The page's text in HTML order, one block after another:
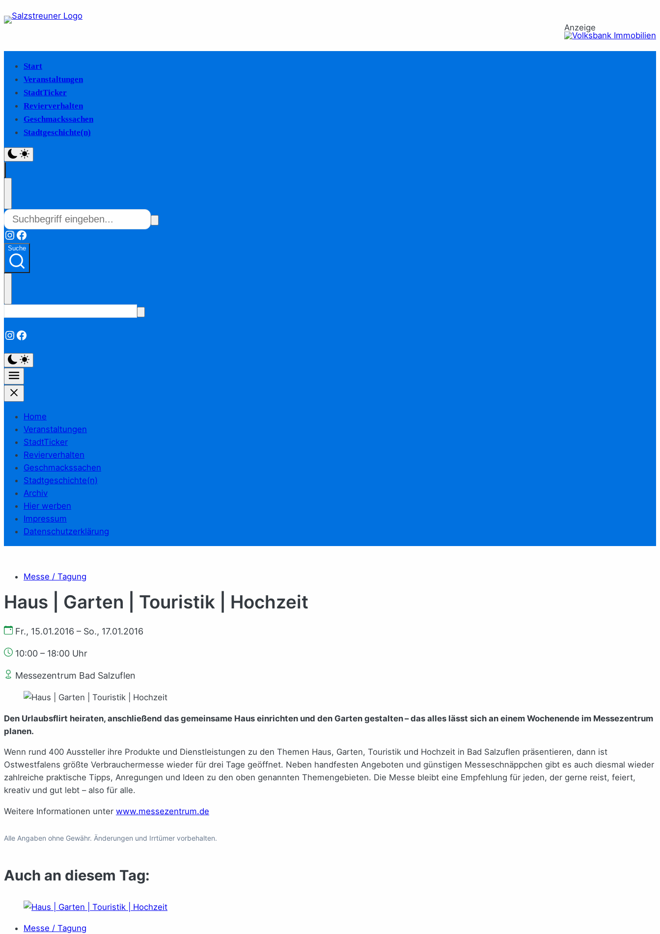
Anzeige
Start
Veranstaltungen
StadtTicker
Revierverhalten
Geschmackssachen
Stadtgeschichte(n)
Instagram
Facebook
Suche
Instagram
Facebook
Home
Veranstaltungen
StadtTicker
Revierverhalten
Geschmackssachen
Stadtgeschichte(n)
Archiv
Hier werben
Impressum
Datenschutzerklärung
Messe / Tagung
Haus | Garten | Touristik | Hochzeit
Fr., 15.01.2016 – So., 17.01.2016
10:00 – 18:00 Uhr
Messezentrum Bad Salzuflen
Den Urlaubsflirt heiraten, anschließend das gemeinsame Haus einrichten und den Garten gestalten – das alles lässt sich an einem Wochenende im Messezentrum
planen.
Wenn rund 400 Aussteller ihre Produkte und Dienstleistungen zu den Themen Haus, Garten, Touristik und Hochzeit in Bad Salzuflen präsentieren, dann ist
Ostwestfalens größte Verbrauchermesse wieder für drei Tage geöffnet. Neben handfesten Angeboten und günstigen Messeschnäppchen gibt es auch diesmal wieder
zahlreiche praktische Tipps, Anregungen und Ideen zu den oben genannten Themengebieten. Die Messe bleibt eine Empfehlung für jeden, der gerne reist, feiert,
kreativ und gut lebt – also für alle.
Weitere Informationen unter www.messezentrum.de
Alle Angaben ohne Gewähr. Änderungen und Irrtümer vorbehalten.
Auch an diesem Tag:
Messe / Tagung